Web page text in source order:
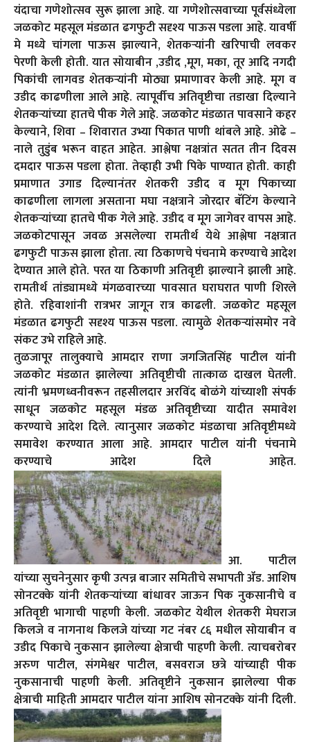
यंदाचा गणेशोत्सव सुरू झाला आहे. या गणेशोत्सवाच्या पूर्वसंध्येला
जळकोट महसूल मंडळात ढगफुटी सदृश्य पाऊस पडला आहे. यावर्षी
मे मध्ये चांगला पाऊस झाल्याने, शेतकऱ्यांनी खरिपाची लवकर
पेरणी केली होती. यात सोयाबीन ,उडीद ,मूग, मका, तूर आदि नगदी
पिकांची लागवड शेतकऱ्यांनी मोठ्या प्रमाणावर केली आहे. मूग व
उडीद काढणीला आले आहे. त्यापूर्वीच अतिवृष्टीचा तडाखा दिल्याने
शेतकऱ्यांच्या हातचे पीक गेले आहे. जळकोट मंडळात पावसाने कहर
केल्याने, शिवा – शिवारात उभ्या पिकात पाणी थांबले आहे. ओढे –
नाले तुडुंब भरून वाहत आहेत. आश्लेषा नक्षत्रांत सतत तीन दिवस
दमदार पाऊस पडला होता. तेव्हाही उभी पिके पाण्यात होती. काही
प्रमाणात उगाड दिल्यानंतर शेतकरी उडीद व मूग पिकाच्या
काढणीला लागला असताना मघा नक्षत्राने जोरदार बॅटिंग केल्याने
शेतकऱ्यांच्या हातचे पीक गेले आहे. उडीद व मूग जागेवर वापस आहे.
जळकोटपासून जवळ असलेल्या रामतीर्थ येथे आश्लेषा नक्षत्रात
ढगफुटी पाऊस झाला होता. त्या ठिकाणचे पंचनामे करण्याचे आदेश
देण्यात आले होते. परत या ठिकाणी अतिवृष्टी झाल्याने झाली आहे.
रामतीर्थ तांड्यामध्ये मंगळवारच्या पावसात घराघरात पाणी शिरले
होते. रहिवाशांनी रात्रभर जागून रात्र काढली. जळकोट महसूल
मंडळात ढगफुटी सदृश्य पाऊस पडला. त्यामुळे शेतकऱ्यांसमोर नवे
संकट उभे राहिले आहे.
तुळजापूर तालुक्याचे आमदार राणा जगजितसिंह पाटील यांनी
जळकोट मंडळात झालेल्या अतिवृष्टीची तात्काळ दाखल घेतली.
त्यांनी भ्रमणध्वनीवरून तहसीलदार अरविंद बोळंगे यांच्याशी संपर्क
साधून जळकोट महसूल मंडळ अतिवृष्टीच्या यादीत समावेश
करण्याचे आदेश दिले. त्यानुसार जळकोट मंडळाचा अतिवृष्टीमध्ये
समावेश करण्यात आला आहे. आमदार पाटील यांनी पंचनामे
करण्याचे आदेश दिले आहेत.
आ. पाटील
यांच्या सुचनेनुसार कृषी उत्पन्न बाजार समितीचे सभापती ॲड. आशिष
सोनटक्के यांनी शेतकऱ्यांच्या बांधावर जाऊन पिक नुकसानीचे व
अतिवृष्टी भागाची पाहणी केली. जळकोट येथील शेतकरी मेघराज
किलजे व नागनाथ किलजे यांच्या गट नंबर ८६ मधील सोयाबीन व
उडीद पिकाचे नुकसान झालेल्या क्षेत्राची पाहणी केली. त्याचबरोबर
अरुण पाटील, संगमेश्वर पाटील, बसवराज छत्रे यांच्याही पीक
नुकसानाची पाहणी केली. अतिवृष्टीने नुकसान झालेल्या पीक
क्षेत्राची माहिती आमदार पाटील यांना आशिष सोनटक्के यांनी दिली.